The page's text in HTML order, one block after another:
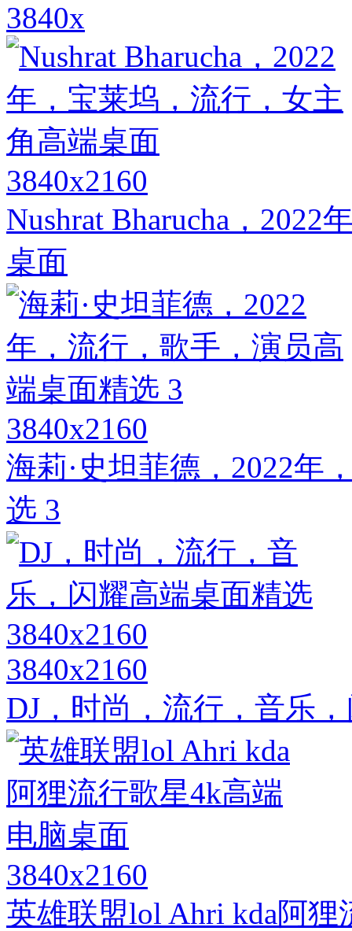
3840x
3840x2160
Nushrat Bharucha，
桌面
3840x2160
海莉·史坦菲德，2022年
选 3
3840x2160
DJ，时尚，流行，音乐
3840x2160
英雄联盟lol Ahri kda阿